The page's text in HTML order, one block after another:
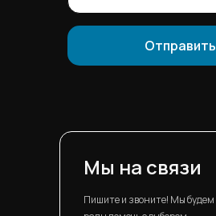
Отправить
Пишите и звоните! Мы будем
Мы на связи